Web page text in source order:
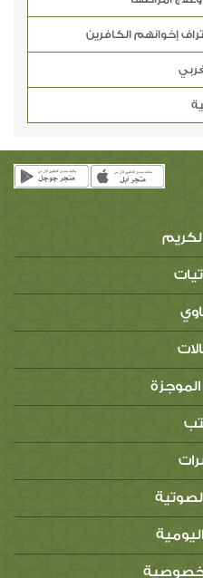
إخوانهم الكافرين